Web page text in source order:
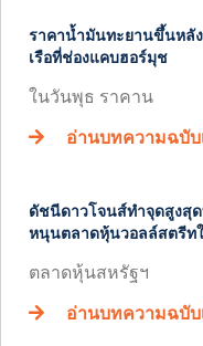
ราคาน้ำมันทะยานขึ้นหลั
เรือที่ช่องแคบฮอร์มุช
ในวันพุธ ราคาน
อ่านบทความฉบับ
ดัชนีดาวโจนส์ทำจุดสูงสุ
หนุนตลาดหุ้นวอลล์สตรีท
ตลาดหุ้นสหรัฐฯ
อ่านบทความฉบับ